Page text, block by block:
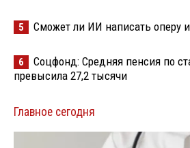
5 Сможет ли ИИ написать оперу
6
Соцфонд: Средняя пенсия по
превысила 27,2 тысячи
Главное сегодня